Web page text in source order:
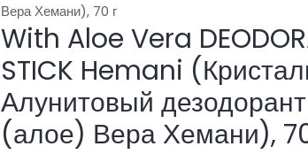
Вера Хемани), 70 г
With Aloe Vera
STICK Hemani
Алунитовый
(алое) Вера Хемани),